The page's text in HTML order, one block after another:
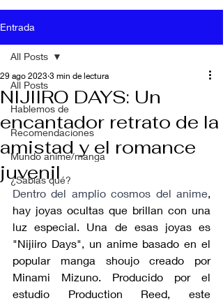
Entrada
All Posts
Hablemos de
Recomendaciones
Mundo anime/manga
¿Sabías qué?
All Posts
NIJIIRO DAYS: Un
encantador retrato de la
amistad y el romance
juvenil
29 ago 2023 3 min de lectura
Dentro del amplio cosmos del anime,
hay joyas ocultas que brillan con una
luz especial. Una de esas joyas es
"Nijiiro Days", un anime basado en el
popular manga shoujo creado por
Minami Mizuno. Producido por el
estudio Production Reed, este